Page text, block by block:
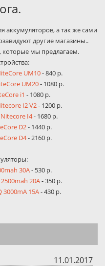
аккумуляторов, а так же сами
другие магазины..
которые мы предлагаем.
UM10- 840 р.
UM20- 1080 р.
i1 - 1080 р.
I2 V2- 1200 р.
I4- 1680 р.
D2- 1440 р.
D4- 2160 р.
30A- 530 р.
20А- 350 р.
3000mA 15A- 430 р.
11.01.2017